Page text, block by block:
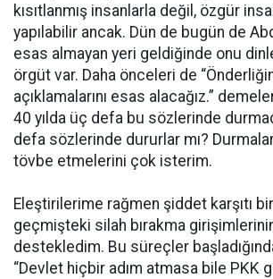
kısıtlanmış insanlarla değil, özgür
yapılabilir ancak. Dün de bugün de
esas almayan yeri geldiğinde onu
örgüt var. Daha önceleri de
açıklamalarını esas alacağız.”
40 yılda üç defa bu sözlerinde
defa sözlerinde dururlar mı?
tövbe etmelerini çok isterim.
Eleştirilerime rağmen şiddet karşıtı
geçmişteki silah bırakma
destekledim. Bu süreçler
“Devlet hiçbir adım atmasa bile PKK